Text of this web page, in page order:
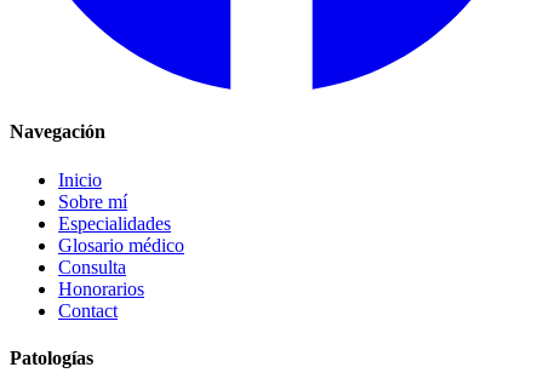
Navegación
Inicio
Sobre mí
Especialidades
Glosario médico
Consulta
Honorarios
Contact
Patologías